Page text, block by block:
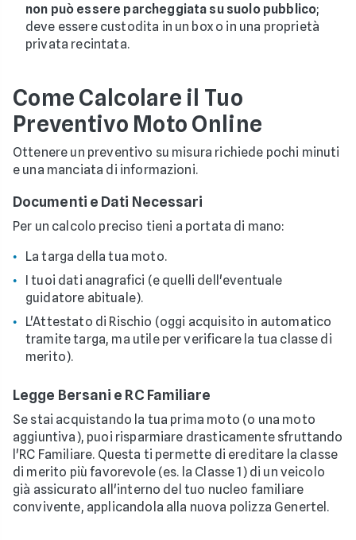
non può essere parcheggiata su suolo pubblico;
deve essere custodita in un box o in una proprietà
privata recintata.
Come Calcolare il Tuo
Preventivo Moto Online
Ottenere un preventivo su misura richiede pochi minuti
e una manciata di informazioni.
Documenti e Dati Necessari
Per un calcolo preciso tieni a portata di mano:
La targa della tua moto.
I tuoi dati anagrafici (e quelli dell'eventuale
guidatore abituale).
L'Attestato di Rischio (oggi acquisito in automatico
tramite targa, ma utile per verificare la tua classe di
merito).
Legge Bersani e RC Familiare
Se stai acquistando la tua prima moto (o una moto
aggiuntiva), puoi risparmiare drasticamente sfruttando
l'RC Familiare. Questa ti permette di ereditare la classe
di merito più favorevole (es. la Classe 1) di un veicolo
già assicurato all'interno del tuo nucleo familiare
convivente, applicandola alla nuova polizza Genertel.